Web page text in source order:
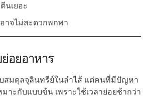
นเยอะ
าจไม่สะดวกพกพา
อยอาหาร
สมดุลจุลินทรีย์ในลำไส้ แต่คนที่มีปัญหา
าะกับแบบข้น เพราะใช้เวลาย่อยช้ากว่า